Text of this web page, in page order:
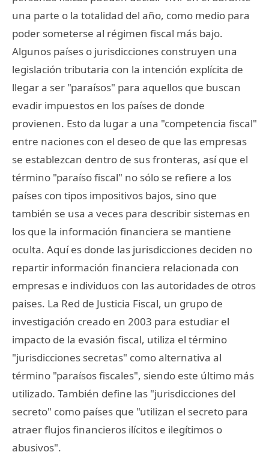
una parte o la totalidad del año, como medio para
poder someterse al régimen fiscal más bajo.
Algunos países o jurisdicciones construyen una
legislación tributaria con la intención explícita de
llegar a ser "paraísos" para aquellos que buscan
evadir impuestos en los países de donde
provienen. Esto da lugar a una "competencia fiscal"
entre naciones con el deseo de que las empresas
se establezcan dentro de sus fronteras, así que el
término "paraíso fiscal" no sólo se refiere a los
países con tipos impositivos bajos, sino que
también se usa a veces para describir sistemas en
los que la información financiera se mantiene
oculta. Aquí es donde las jurisdicciones deciden no
repartir información financiera relacionada con
empresas e individuos con las autoridades de otros
paises. La Red de Justicia Fiscal, un grupo de
investigación creado en 2003 para estudiar el
impacto de la evasión fiscal, utiliza el término
"jurisdicciones secretas" como alternativa al
término "paraísos fiscales", siendo este último más
utilizado. También define las "jurisdicciones del
secreto" como países que "utilizan el secreto para
atraer flujos financieros ilícitos e ilegítimos o
abusivos".